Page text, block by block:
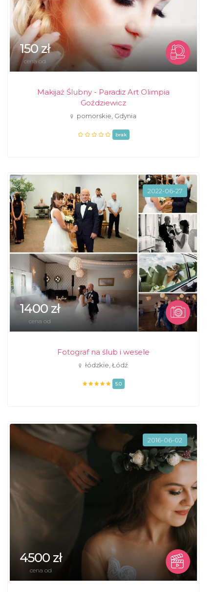
150 zł
cena od
Makijaż Ślubny - Paradiz Art Olimpia
Goździewicz
pomorskie, Gdynia
brak
2022-06-27
1400 zł
cena od
Fotograf na ślub i wesele
łódzkie, Łódź
5.0
2016-06-02
4500 zł
cena od